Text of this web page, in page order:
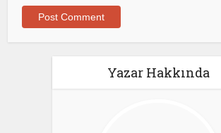
Yazar Hakkında